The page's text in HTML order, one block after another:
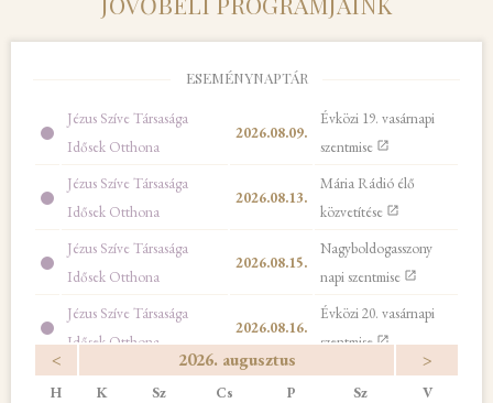
ESEMÉNYNAPTÁR
Jézus Szíve Társasága
Idősek Otthona
2026.08.09.
Évközi 19. vasárnapi
szentmise
Jézus Szíve Társasága
Idősek Otthona
2026.08.13.
Mária Rádió élő
közvetítése
Jézus Szíve Társasága
Idősek Otthona
2026.08.15.
Nagyboldogasszony
napi szentmise
Jézus Szíve Társasága
Idősek Otthona
2026.08.16.
Évközi 20. vasárnapi
szentmise
Jézus Szíve Társasága
2026.08.19.
István a király című
< 2026. augusztus >
H K Sz Cs P Sz
V